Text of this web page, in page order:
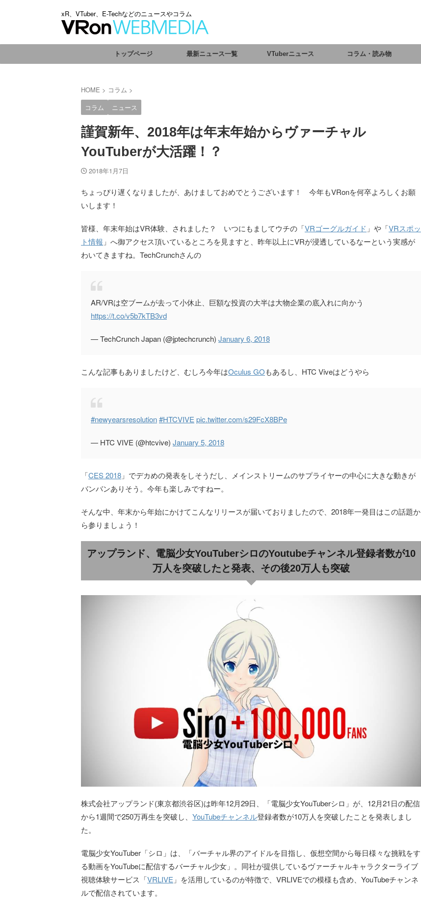
xR、VTuber、E-Techなどのニュースやコラム
トップページ 最新ニュース一覧 VTuberニュース コラム・読み物
HOME > コラム >
コラム
ニュース
謹賀新年、2018年は年末年始からヴァーチャル
YouTuberが大活躍！？
2018年1月7日
ちょっぴり遅くなりましたが、あけましておめでとうございます！ 今年もVRonを何卒よろしくお願
いします！
皆様、年末年始はVR体験、されました？ いつにもましてウチの「VRゴーグルガイド 」や「VRスポッ
ト情報 」へ御アクセス頂いているところを見ますと、昨年以上にVRが浸透しているなーという実感が
わいてきますね。TechCrunchさんの
AR/VRは空ブームが去って小休止、巨額な投資の大半は大物企業の底入れに向かう
https://t.co/v5b7kTB3vd
— TechCrunch Japan (@jptechcrunch) January 6, 2018
こんな記事もありましたけど、むしろ今年はOculus GOもあるし、HTC Viveはどうやら
#newyearsresolution#HTCVIVE pic.twitter.com/s29FcX8BPe
— HTC VIVE (@htcvive) January 5, 2018
「CES 2018 」でデカめの発表をしそうだし、メインストリームのサプライヤーの中心に大きな動きが
バンバンありそう。今年も楽しみですねー。
そんな中、年末から年始にかけてこんなリリースが届いておりましたので、2018年一発目はこの話題か
ら参りましょう！
アップランド、電脳少女YouTuberシロのYoutubeチャンネル登録者数が10
万人を突破したと発表、その後20万人も突破
株式会社アップランド(東京都渋谷区)は昨年12月29日、「電脳少女YouTuberシロ」が、12月21日の配信
から1週間で250万再生を突破し、 YouTubeチャンネル登録者数が10万人を突破したことを発表しまし
た。
電脳少女YouTuber「シロ」は、「バーチャル界のアイドルを目指し、仮想空間から毎日様々な挑戦をす
る動画をYouTubeに配信するバーチャル少女」。同社が提供しているヴァーチャルキャラクターライブ
視聴体験サービス「VRLIVE 」を活用しているのが特徴で、VRLIVEでの模様も含め、YouTubeチャンネ
ルで配信されています。